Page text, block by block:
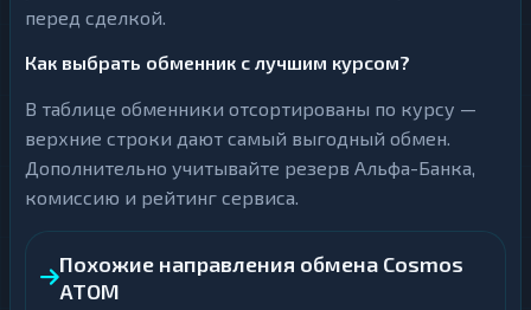
перед сделкой.
Как выбрать обменник с лучшим курсом?
В таблице обменники отсортированы по курсу —
верхние строки дают самый выгодный обмен.
Дополнительно учитывайте резерв Альфа-Банка,
комиссию и рейтинг сервиса.
Похожие направления обмена Cosmos
ATOM